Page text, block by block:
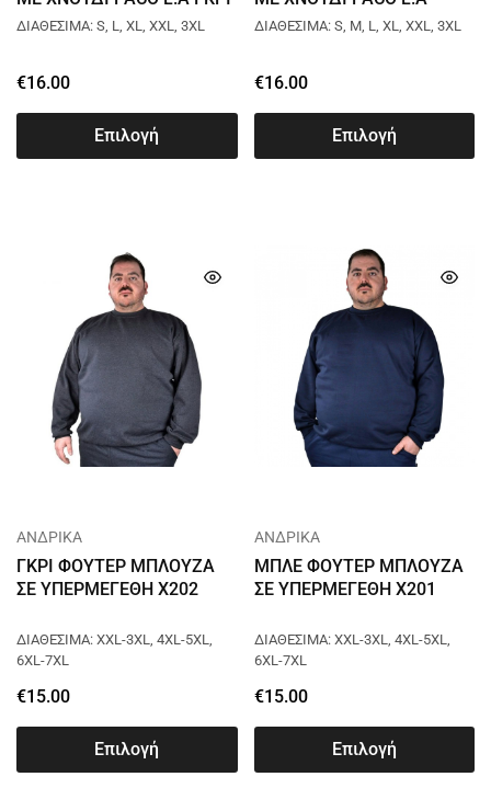
2581051
ΔΙΑΘΕΣΙΜΑ: S, L, XL, XXL, 3XL
€16.00
Επιλογή
ΑΝΘΡΑΚΙ 2581051
ΔΙΑΘΕΣΙΜΑ: S, M, L, XL, XXL, 3XL
€16.00
Επιλογή
ΑΝΔΡΙΚΑ
ΓΚΡΙ ΦΟΥΤΕΡ ΜΠΛΟΥΖΑ
ΣΕ ΥΠΕΡΜΕΓΕΘΗ X202
ΔΙΑΘΕΣΙΜΑ: XXL-3XL, 4XL-5XL,
6XL-7XL
€15.00
Επιλογή
ΑΝΔΡΙΚΑ
ΜΠΛΕ ΦΟΥΤΕΡ ΜΠΛΟΥΖΑ
ΣΕ ΥΠΕΡΜΕΓΕΘΗ X201
ΔΙΑΘΕΣΙΜΑ: XXL-3XL, 4XL-5XL,
6XL-7XL
€15.00
Επιλογή